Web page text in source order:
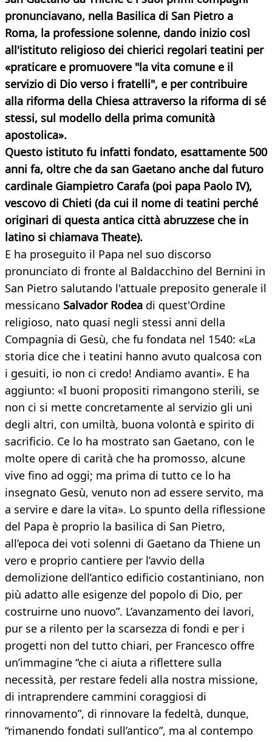
pronunciavano, nella Basilica di San Pietro a
Roma, la professione solenne, dando inizio così
all'istituto religioso dei chierici regolari teatini per
«praticare e promuovere "la vita comune e il
servizio di Dio verso i fratelli", e per contribuire
alla riforma della Chiesa attraverso la riforma di sé
stessi, sul modello della prima comunità
apostolica».
Questo istituto fu infatti fondato, esattamente 500
anni fa, oltre che da san Gaetano anche dal futuro
cardinale Giampietro Carafa (poi papa Paolo IV),
vescovo di Chieti (da cui il nome di teatini perché
originari di questa antica città abruzzese che in
latino si chiamava Theate).
E ha proseguito il Papa nel suo discorso
pronunciato di fronte al Baldacchino del Bernini in
San Pietro salutando l'attuale preposito generale il
messicano Salvador Rodea di quest'Ordine
religioso, nato quasi negli stessi anni della
Compagnia di Gesù, che fu fondata nel 1540: «La
storia dice che i teatini hanno avuto qualcosa con
i gesuiti, io non ci credo! Andiamo avanti». E ha
aggiunto: «I buoni propositi rimangono sterili, se
non ci si mette concretamente al servizio gli uni
degli altri, con umiltà, buona volontà e spirito di
sacrificio. Ce lo ha mostrato san Gaetano, con le
molte opere di carità che ha promosso, alcune
vive fino ad oggi; ma prima di tutto ce lo ha
insegnato Gesù, venuto non ad essere servito, ma
a servire e dare la vita». Lo spunto della riflessione
del Papa è proprio la basilica di San Pietro,
all’epoca dei voti solenni di Gaetano da Thiene un
vero e proprio cantiere per l’avvio della
demolizione dell’antico edificio costantiniano, non
più adatto alle esigenze del popolo di Dio, per
costruirne uno nuovo”. L’avanzamento dei lavori,
pur se a rilento per la scarsezza di fondi e per i
progetti non del tutto chiari, per Francesco offre
un’immagine “che ci aiuta a riflettere sulla
necessità, per restare fedeli alla nostra missione,
di intraprendere cammini coraggiosi di
rinnovamento”, di rinnovare la fedeltà, dunque,
“rimanendo fondati sull’antico”, ma al contempo